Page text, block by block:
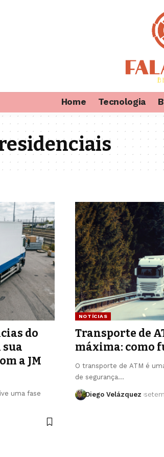
Home Tecnologia
do
sua
a JM
uma fase
NOTÍCIAS
Transporte de
máxima: como
O transporte de ATM é
de segurança…
Diego Velázquez